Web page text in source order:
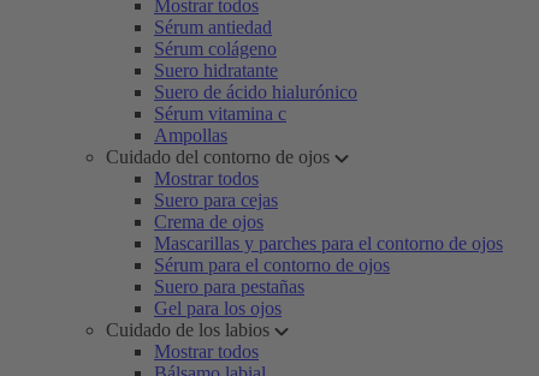
Mostrar todos
Sérum antiedad
Sérum colágeno
Suero hidratante
Suero de ácido hialurónico
Sérum vitamina c
Ampollas
Cuidado del contorno de ojos
Mostrar todos
Suero para cejas
Crema de ojos
Mascarillas y parches para el contorno de ojos
Sérum para el contorno de ojos
Suero para pestañas
Gel para los ojos
Cuidado de los labios
Mostrar todos